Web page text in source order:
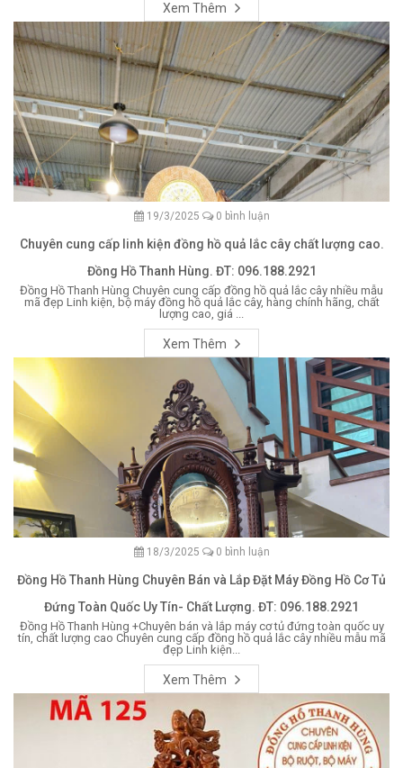
Xem Thêm
19/3/2025 0 bình luận
Chuyên cung cấp linh kiện đồng hồ quả lắc cây chất lượng cao.
Đồng Hồ Thanh Hùng. ĐT: 096.188.2921
Đồng Hồ Thanh Hùng Chuyên cung cấp đồng hồ quả lắc cây nhiều mẫu
mã đẹp Linh kiện, bộ máy đồng hồ quả lắc cây, hàng chính hãng, chất
lượng cao, giá ...
Xem Thêm
18/3/2025 0 bình luận
Đồng Hồ Thanh Hùng Chuyên Bán và Lắp Đặt Máy Đồng Hồ Cơ Tủ
Đứng Toàn Quốc Uy Tín- Chất Lượng. ĐT: 096.188.2921
Đồng Hồ Thanh Hùng +Chuyên bán và lắp máy cơ tủ đứng toàn quốc uy
tín, chất lượng cao Chuyên cung cấp đồng hồ quả lắc cây nhiều mẫu mã
đẹp Linh kiện...
Xem Thêm